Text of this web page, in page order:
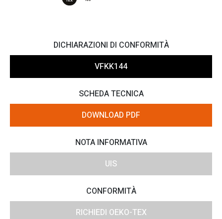
DICHIARAZIONI DI CONFORMITÀ
VFKK144
SCHEDA TECNICA
DOWNLOAD PDF
NOTA INFORMATIVA
UIS
CONFORMITÀ
RICHIEDI OEKO-TEX